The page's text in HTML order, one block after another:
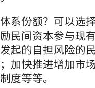
份额？可以选
民间资本参与现
起的自担风险的
加快推进增加市
度等等。